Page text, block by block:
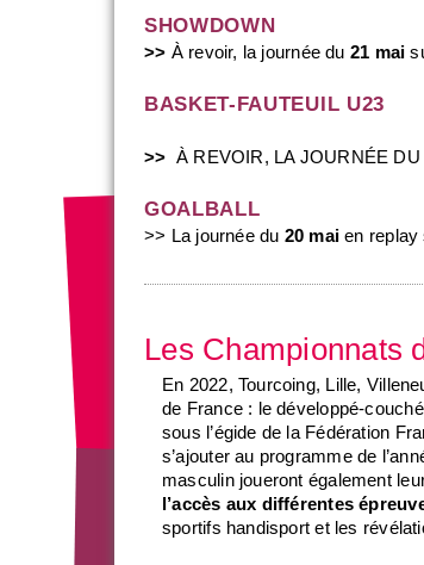
SHOWDOWN
>> À revoir, la journée du 21 mai
BASKET-FAUTEUIL U23
>> À REVOIR, LA JOURNÉE DU
GOALBALL
>> La journée du 20 mai en replay
Les Championnats
En 2022, Tourcoing, Lille,
de France : le développé-
sous l’égide de la Fédération
s’ajouter au programme de
masculin joueront également
l’accès aux différentes
sportifs handisport et les